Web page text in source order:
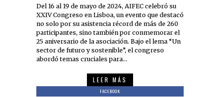
Del 16 al 19 de mayo de 2024, AIFEC celebró su
XXIV Congreso en Lisboa, un evento que destacó
no solo por su asistencia récord de más de 260
participantes, sino también por conmemorar el
25 aniversario de la asociación. Bajo el lema “Un
sector de futuro y sostenible”, el congreso
abordó temas cruciales para…
LEER MÁS
FACEBOOK